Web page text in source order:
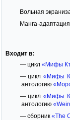
Вольная
Манга-
Входит в:
— цикл «Мифы
— цикл«Мифы
антологию
— цикл«Мифы
антологию
— сборник «The